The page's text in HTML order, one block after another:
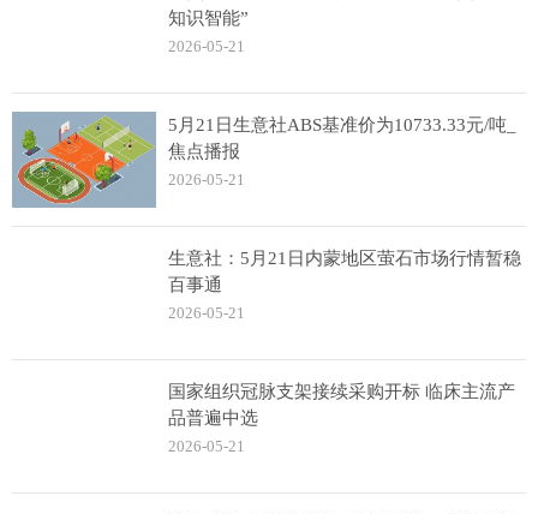
知识智能”
2026-05-21
5月21日生意社ABS基准价为10733.33元/吨_
焦点播报
2026-05-21
生意社：5月21日内蒙地区萤石市场行情暂稳
百事通
2026-05-21
国家组织冠脉支架接续采购开标 临床主流产
品普遍中选
2026-05-21